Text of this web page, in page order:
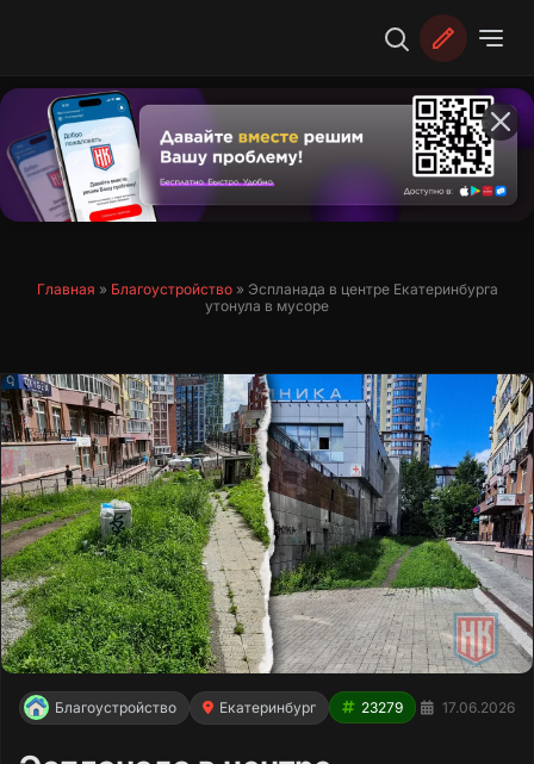
Главная » Благоустройство» Эспланада в центре Екатеринбурга
утонула в мусоре
Благоустройство Екатеринбург 23279 17.06.2026